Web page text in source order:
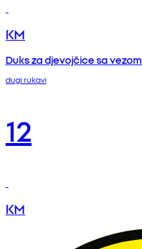
KM
Duks za djevojčice sa vezom
dugi rukavi
12
KM